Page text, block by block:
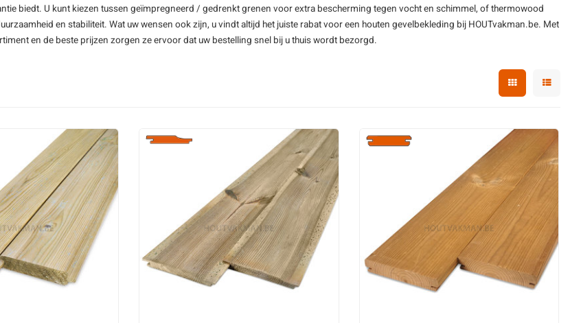
Grenen lat - thermo
Grenen lat - geschaafd
Zwart grenenhout
Thermo grenenhout
biedt. U kunt kiezen tussen geïmpregneerd / gedrenkt grenen voor extra bescherming tegen vocht en schimmel, ofthermowood
en stabiliteit. Wat uw wensen ook zijn, u vindt altijd het juiste rabat voor een houten gevelbekleding bij HOUTvakman.be. Met
en de beste prijzen zorgen ze ervoor dat uw bestelling snel bij u thuis wordt bezorgd.